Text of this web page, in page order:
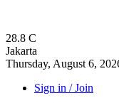
28.8 C
Jakarta
Thursday, August 6,
Sign in / Join